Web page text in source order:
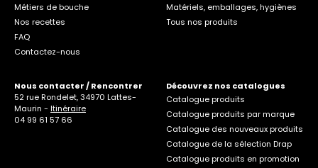
Métiers de bouche
Nos recettes
FAQ
Contactez-nous
Matériels, emballages, hygiènes
Tous nos produits
Nous contacter / Rencontrer
52 rue Rondelet, 34970 Lattes-
Maurin - Itinéraire
04 99 61 57 66
Découvrez nos catalogues
Catalogue produits
Catalogue produits par marque
Catalogue des nouveaux produits
Catalogue de la sélection Drap
Catalogue produits en promotion